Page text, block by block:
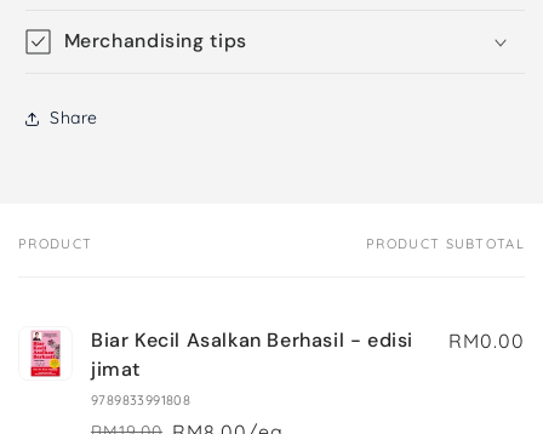
Merchandising tips
Share
Your
PRODUCT PRODUCT SUBTOTAL
Biar Kecil Asalkan Berhasil - edisi
jimat
9789833991808
RM0.00